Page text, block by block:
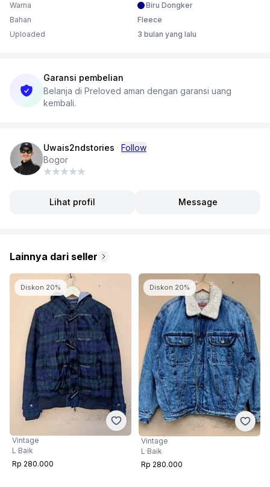
Lainnya dari seller
Diskon 20%
Vintage
L·Baik
Rp 280.000
Diskon 20%
Vintage
L ·Baik
Rp 280.000
Warna
Biru Dongker
Bahan
Fleece
Uploaded
3 bulan yang lalu
Garansi pembelian
Belanja di Preloved aman dengan garansi uang
kembali.
Uwais2ndstories · Follow
Bogor
Lihat profil Message